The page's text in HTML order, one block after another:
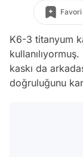
Favori
K6-3 titanyum
kaskı da
doğruluğunu